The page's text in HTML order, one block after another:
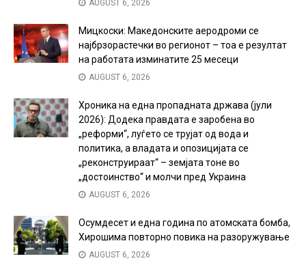
AUGUST 6, 2026
Мицкоски: Македонските аеродроми се
најбрзорастечки во регионот – тоа е резултат
на работата изминатите 25 месеци
AUGUST 6, 2026
Хроника на една пропадната држава (јули
2026): Додека правдата е заробена во
„реформи“, луѓето се трујат од вода и
политика, а владата и опозицијата се
„реконструираат“ – земјата тоне во
„достоинство“ и молчи пред Украина
AUGUST 6, 2026
Осумдесет и една година по атомската бомба,
Хирошима повторно повика на разоружување
AUGUST 6, 2026